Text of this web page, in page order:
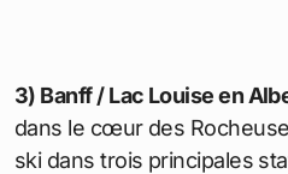
3) Banff / Lac Louise en
dans le cœur des
ski dans trois principales